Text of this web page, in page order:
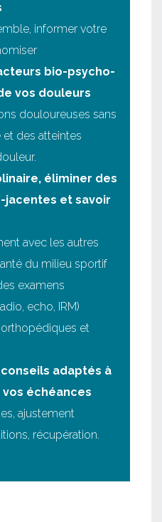
informer votre
bio-psycho-
vos douleurs
douloureuses sans
des atteintes
éliminer des
jacentes et savoir
avec les autres
du milieu sportif
examens
echo, IRM)
et
adaptés à
échéances
ajustement
récupération.